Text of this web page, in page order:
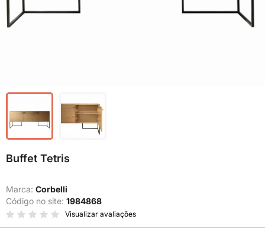
Buffet Tetris
Marca: Corbelli
Código no site: 1984868
Visualizar avaliações